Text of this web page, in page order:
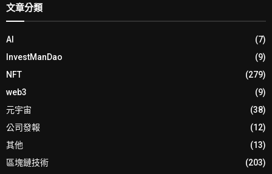
文章分類
AI
(7)
InvestManDao
(9)
NFT
(279)
web3
(9)
元宇宙
(38)
公司發報
(12)
其他
(13)
區塊鏈技術
(203)